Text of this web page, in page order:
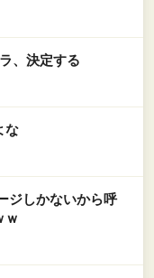
、決定する
な
ジしかないから呼
ｗ